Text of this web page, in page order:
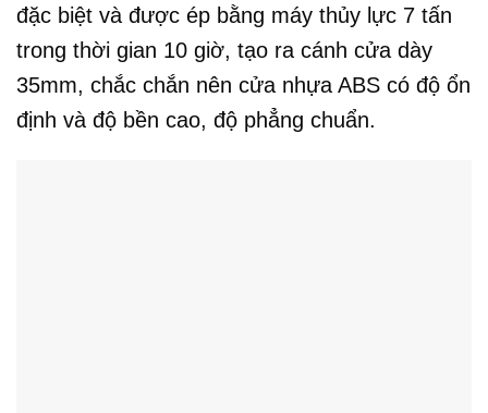
đặc biệt và được ép bằng máy thủy lực 7 tấn
trong thời gian 10 giờ, tạo ra cánh cửa dày
35mm, chắc chắn nên cửa nhựa ABS có độ ổn
định và độ bền cao, độ phẳng chuẩn.